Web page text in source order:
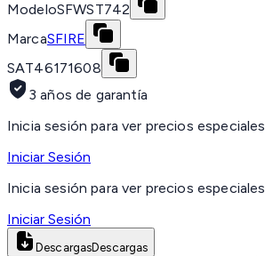
ModeloSFWST742
MarcaSFIRE
SAT46171608
3 años de garantía
Inicia sesión para ver precios especiales
Iniciar Sesión
Inicia sesión para ver precios especiales
Iniciar Sesión
DescargasDescargas